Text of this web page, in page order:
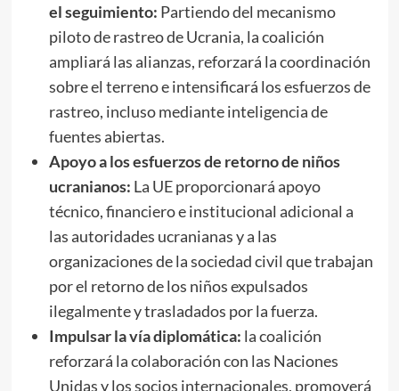
el seguimiento: Partiendo del mecanismo
piloto de rastreo de Ucrania, la coalición
ampliará las alianzas, reforzará la coordinación
sobre el terreno e intensificará los esfuerzos de
rastreo, incluso mediante inteligencia de
fuentes abiertas.
Apoyo a los esfuerzos de retorno de niños
ucranianos: La UE proporcionará apoyo
técnico, financiero e institucional adicional a
las autoridades ucranianas y a las
organizaciones de la sociedad civil que trabajan
por el retorno de los niños expulsados ​​
ilegalmente y trasladados por la fuerza.
Impulsar la vía diplomática: la coalición
reforzará la colaboración con las Naciones
Unidas y los socios internacionales, promoverá